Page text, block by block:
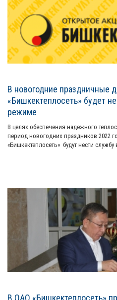
В новогодние праздничные
«Бишкектеплосеть» будет
режиме
В целях обеспечения надежного
период новогодних праздников 2022
«Бишкектеплосеть» будут нести
В ОАО «Бишкектеплосеть»